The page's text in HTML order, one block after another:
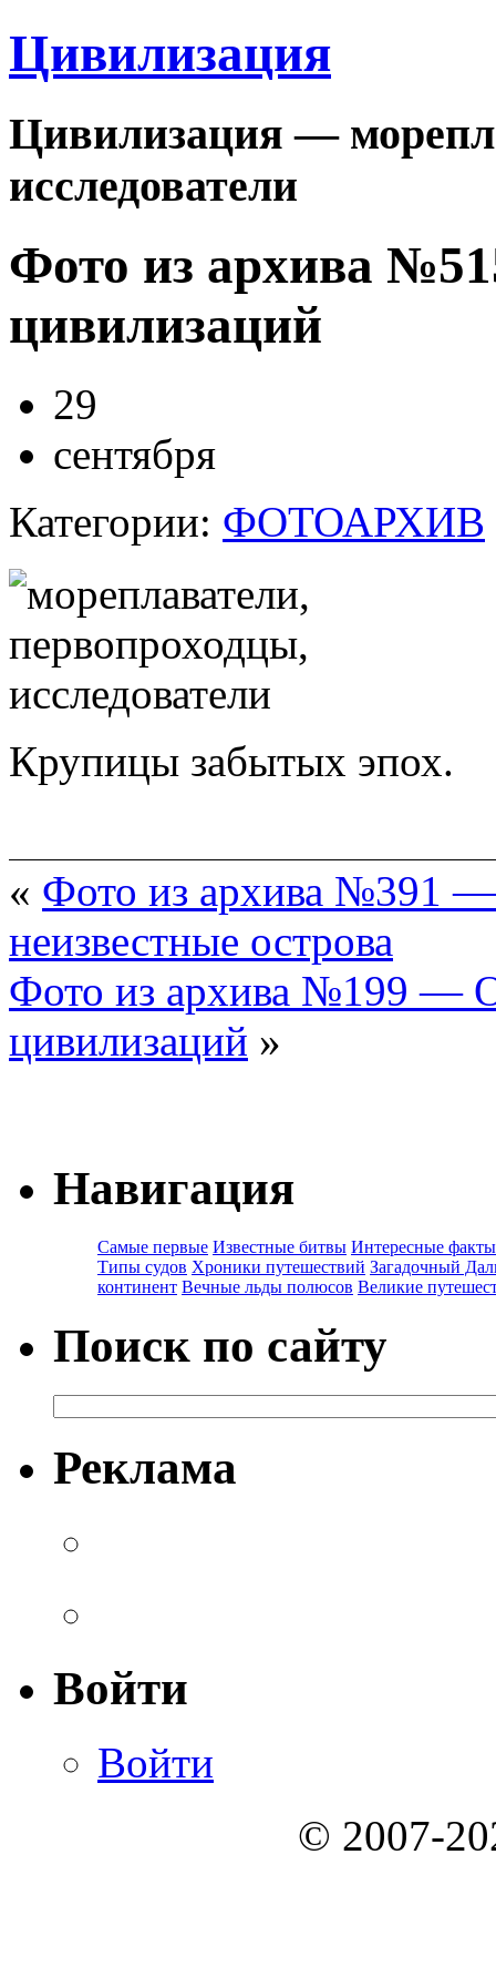
Цивилизация
Цивилизация —
исследователи
Фото из архива
цивилизаций
29
сентября
Категории: ФОТОАРХИВ
Крупицы забытых эпох.
« Фото из архива №391 —
неизвестные острова
Фото из архива №199 —
цивилизаций »
Навигация
Самые первые Известные битвы Интересные факты
Типы судов Хроники путешествий Загадочный
континент Вечные льды полюсов Великие
Поиск по сайту
Реклама
Войти
Войти
© 2007-